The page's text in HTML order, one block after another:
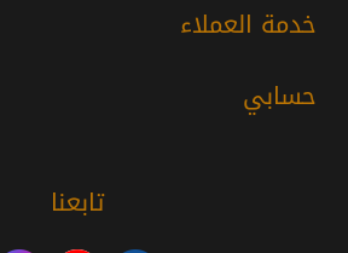
خدمة العملاء
حسابي
تابعنا